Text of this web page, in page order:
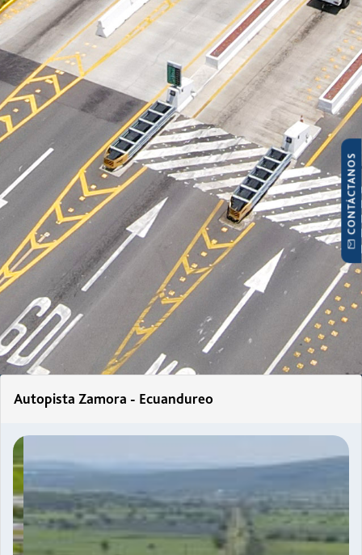
Autopista Zamora - Ecuandureo
CONTÁCTANOS